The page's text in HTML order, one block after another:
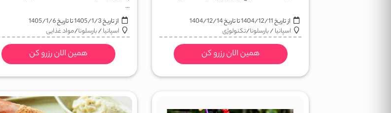
از تاریخ1404/12/11تا تاریخ1404/12/14
اسپانیا/بارسلونا/تکنولوژی
همین الان رزرو کن
...
از تاریخ1405/1/3تا تاریخ1405/1/6
اسپانیا/بارسلونا/مواد غذایی
همین الان رزرو کن